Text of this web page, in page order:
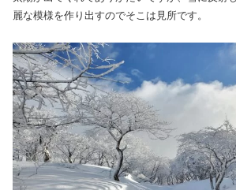
麗な模様を作り出すのでそこは見所です。